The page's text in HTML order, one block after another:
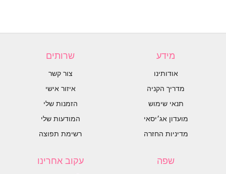
מידע
אודותינו
מדריך הקניה
תנאי שימוש
מועדון אג׳יסאי
מדיניות החזרה
שרותים
צור קשר
איזור אישי
הזמנות שלי
המודעות שלי
רשימת תפוצה
שפה עקוב אחרינו